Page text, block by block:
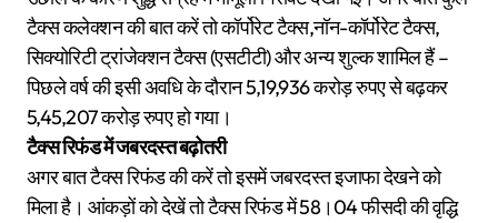
टैक्स कलेक्शन की बात करें तो कॉर्पोरेट टैक्स,नॉन-कॉर्पोरेट टैक्स,
सिक्योरिटी ट्रांजेक्शन टैक्स (एसटीटी) और अन्य शुल्क शामिल हैं –
पिछले वर्ष की इसी अवधि के दौरान 5,19,936 करोड़ रुपए से बढ़कर
5,45,207 करोड़ रुपए हो गया।
टैक्स रिफंड में जबरदस्त बढ़ोतरी
अगर बात टैक्स रिफंड की करें तो इसमें जबरदस्त इजाफा देखने को
मिला है। आंकड़ों को देखें तो टैक्स रिफंड में 58।04 फीसदी की वृद्धि